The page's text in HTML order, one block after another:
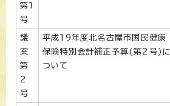
第1
号
議
案
第
2
号
平成19年度北名古屋市国民健康
保険特別会計補正予算(第2号)に
ついて